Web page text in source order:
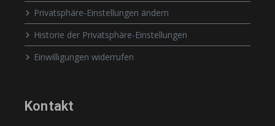
Privatsphäre-Einstellungen ändern
Historie der Privatsphäre-Einstellungen
Einwilligungen widerrufen
Kontakt